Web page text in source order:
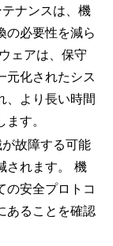
ナンスは、機
の必要性を減ら
ェアは、保守
元化されたシス
、より長い時間
す。
故障する可能
されます。 機
安全プロトコ
あることを確認